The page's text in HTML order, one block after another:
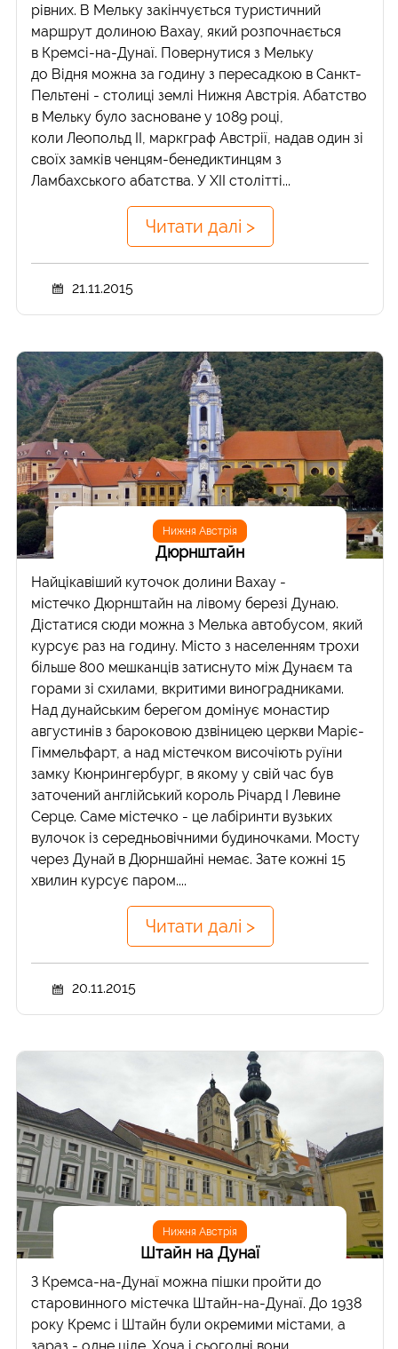
рівних. В Мельку закінчується туристичний
маршрут долиною Вахау, який розпочнається
в Кремсі-на-Дунаї. Повернутися з Мельку
до Відня можна за годину з пересадкою в Санкт-
Пельтені - столиці землі Нижня Австрія. Абатство
в Мельку було засноване у 1089 році,
коли Леопольд II, маркграф Австрії, надав один зі
своїх замків ченцям-бенедиктинцям з
Ламбахського абатства. У XII столітті...
Читати далі >
21.11.2015
Нижня Австрія
Дюрнштайн
Найцікавіший куточок долини Вахау -
містечко Дюрнштайн на лівому березі Дунаю.
Дістатися сюди можна з Мелька автобусом, який
курсує раз на годину. Місто з населенням трохи
більше 800 мешканців затиснуто між Дунаєм та
горами зі схилами, вкритими виноградниками.
Над дунайським берегом домінує монастир
августинів з бароковою дзвіницею церкви Маріє-
Гіммельфарт, а над містечком височіють руїни
замку Кюнрингербург, в якому у свій час був
заточений англійський король Річард I Левине
Серце. Саме містечко - це лабіринти вузьких
вулочок із середньовічними будиночками. Мосту
через Дунай в Дюрншайні немає. Зате кожні 15
хвилин курсує паром....
Читати далі >
20.11.2015
Нижня Австрія
Штайн на Дунаї
З Кремса-на-Дунаї можна пішки пройти до
старовинного містечка Штайн-на-Дунаї. До 1938
року Кремс і Штайн були окремими містами, а